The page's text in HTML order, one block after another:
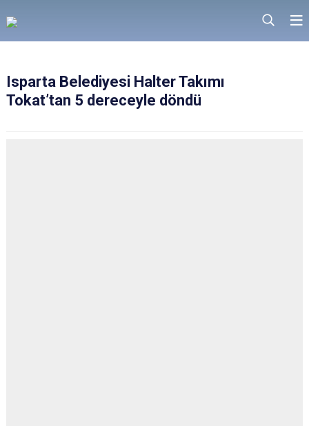
Isparta Belediyesi Halter Takımı
Tokat’tan 5 dereceyle döndü